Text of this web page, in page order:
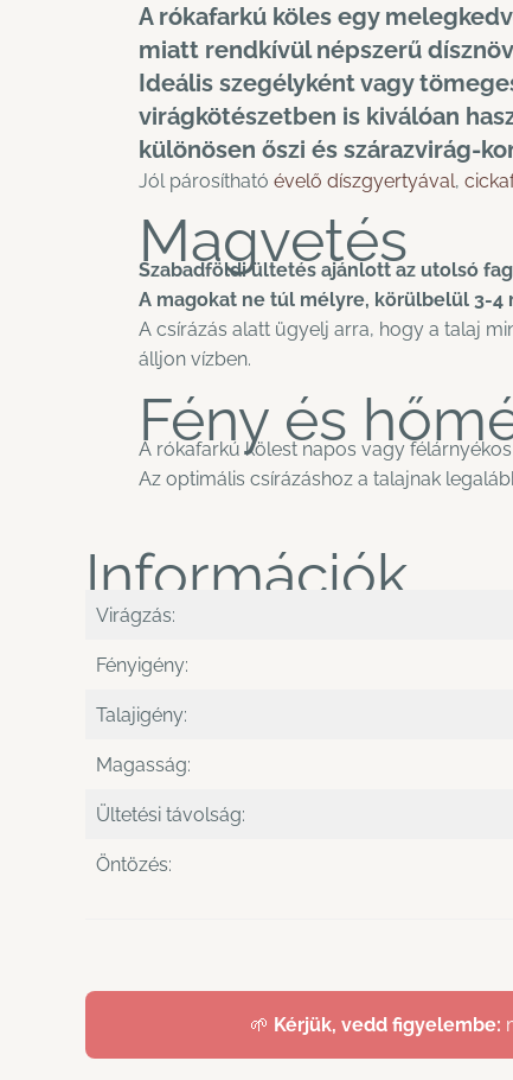
A rókafarkú köles egy
miatt rendkívül népszerű
Ideális szegélyként vagy
virágkötészetben is kiválóan
különösen őszi és szárazvirág-
Jól párosítható évelő díszgyertyával,
Magvetés
Szabadföldi ültetés ajánlott az utolsó
A magokat ne túl mélyre, körülbelül 3-4
A csírázás alatt ügyelj arra, hogy a talaj
álljon vízben.
Fény és
A rókafarkú kölest napos vagy
Az optimális csírázáshoz a talajnak
Információk
Virágzás:
Fényigény:
Talajigény:
Magasság:
Ültetési távolság:
Öntözés:
🌱 Kérjük, vedd figyelembe: